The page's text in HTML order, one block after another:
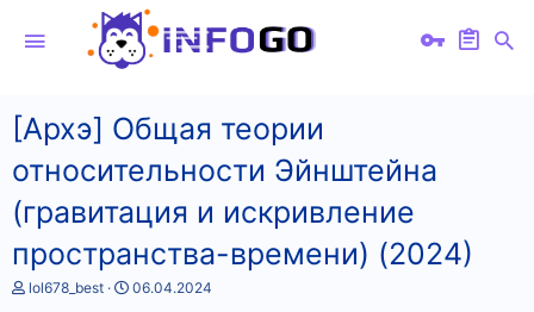
[Архэ] Общая теории
относительности Эйнштейна
(гравитация и искривление
пространства-времени) (2024)
А
lol678_best
Д
06.04.2024